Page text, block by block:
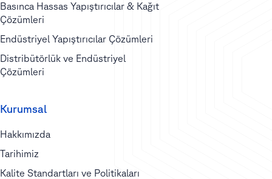
Basınca Hassas Yapıştırıcılar & Kağıt
Çözümleri
Endüstriyel Yapıştırıcılar Çözümleri
Distribütörlük ve Endüstriyel
Çözümleri
Kurumsal
Hakkımızda
Tarihimiz
Kalite Standartları ve Politikaları